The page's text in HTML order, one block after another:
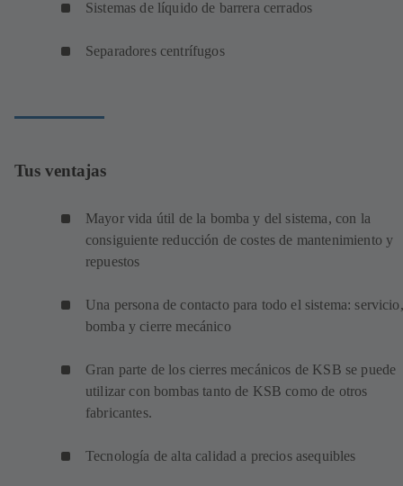
Sistemas de líquido de barrera cerrados
Separadores centrífugos
Tus ventajas
Mayor vida útil de la bomba y del sistema, con la
consiguiente reducción de costes de mantenimiento y
repuestos
Una persona de contacto para todo el sistema: servicio,
bomba y cierre mecánico
Gran parte de los cierres mecánicos de KSB se puede
utilizar con bombas tanto de KSB como de otros
fabricantes.
Tecnología de alta calidad a precios asequibles